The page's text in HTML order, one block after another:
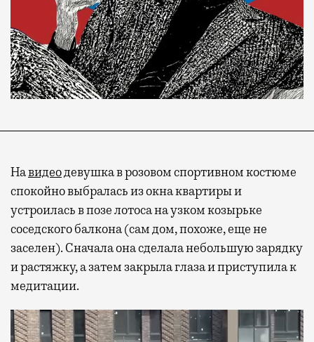
Навидеодевушка в розовом спортивном костюме
спокойно выбралась из окна квартиры и
устроилась в позе лотоса на узком козырьке
соседского балкона (сам дом, похоже, еще не
заселен). Сначала она сделала небольшую зарядку
и растяжку, а затем закрыла глаза и приступила к
медитации.